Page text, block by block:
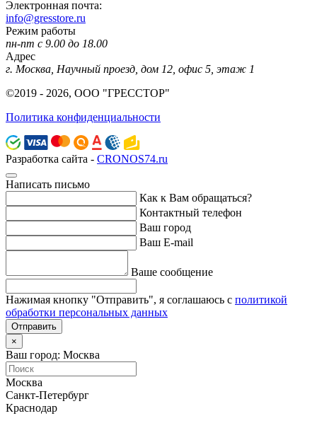
Электронная почта:
info@gresstore.ru
Режим работы
пн-пт с 9.00 до 18.00
Адрес
г. Москва, Научный проезд, дом 12, офис 5, этаж 1
©2019 - 2026, ООО "ГРЕССТОР"
Политика конфиденциальности
Разработка сайта - CRONOS74.ru
Написать письмо
Как к Вам обращаться?
Контактный телефон
Ваш город
Ваш E-mail
Ваше сообщение
Нажимая кнопку "Отправить", я соглашаюсь с политикой
обработки персональных данных
Отправить
×
Ваш город: Москва
Москва
Санкт-Петербург
Краснодар